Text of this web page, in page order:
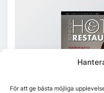
För att ge bästa möjliga